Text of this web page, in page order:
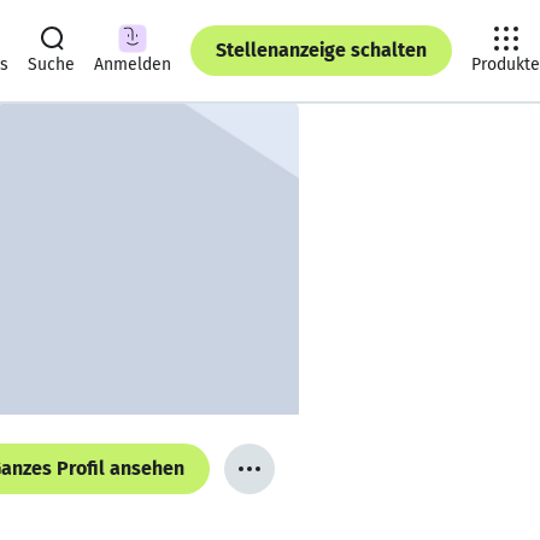
Suche Anmelden
Stellenanzeige schalten
Produkte
Profil ansehen